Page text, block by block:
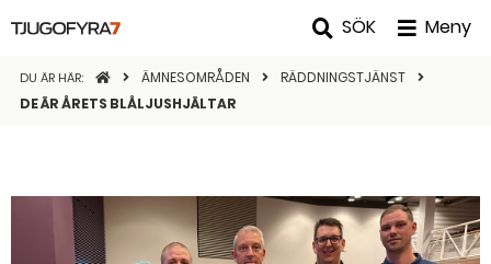
SÖK Meny
DU ÄR HÄR: STARTSIDANÄMNESOMRÅDEN
RÄDDNINGSTJÄNST
DE ÄR ÅRETS BLÅLJUSHJÄLTAR